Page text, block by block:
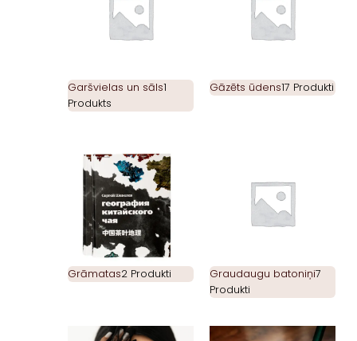
Garšvielas un sāls1
Produkts
Gāzēts ūdens17 Produkti
Grāmatas2 Produkti Graudaugu batoniņi7
Produkti